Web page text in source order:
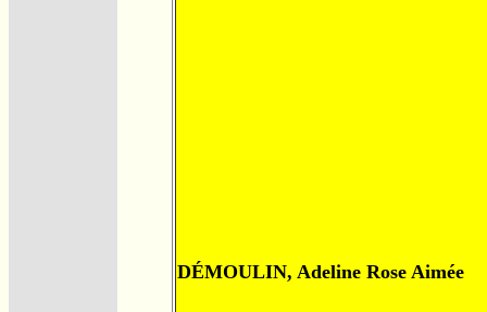
DÉMOULIN, Adeline Rose Aimée